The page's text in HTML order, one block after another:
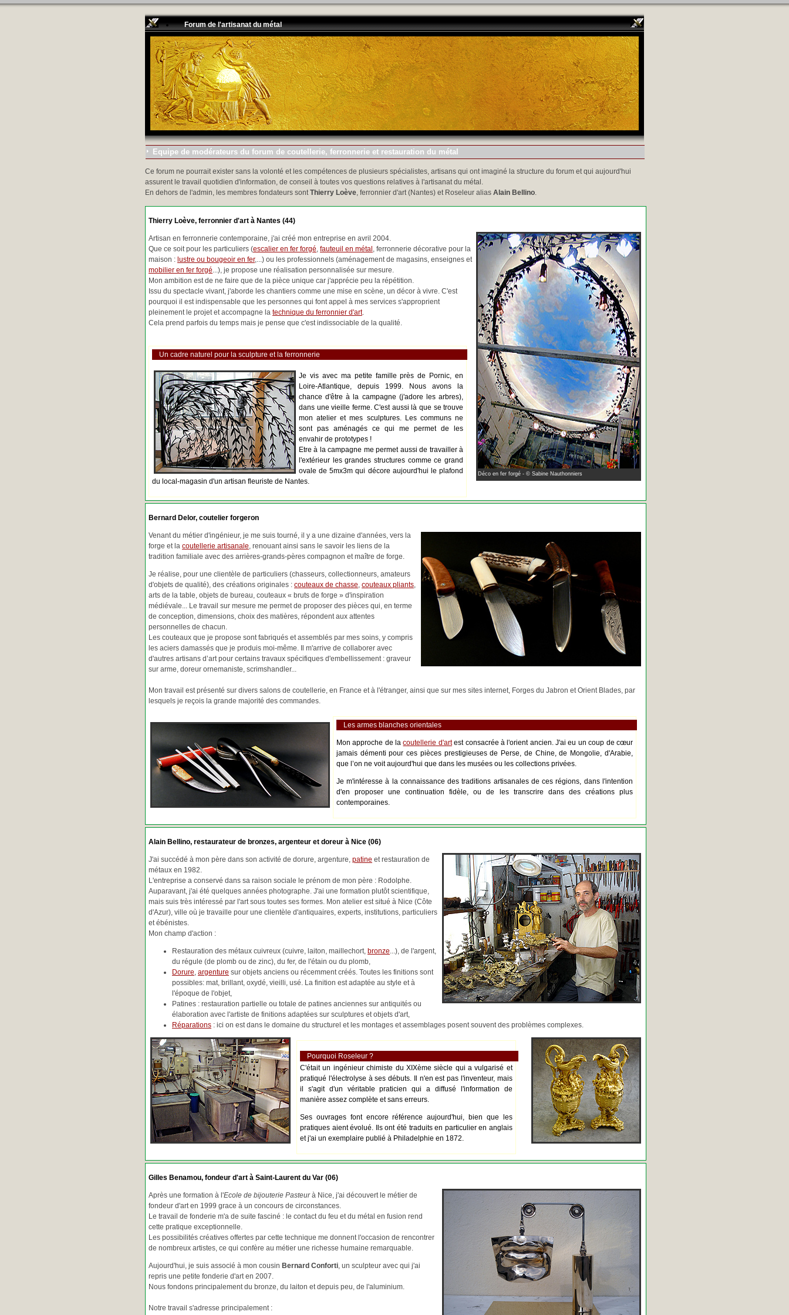
Forum de l'artisanat du métal
Equipe de modérateurs du forum de coutellerie, ferronnerie et restauration du métal
Ce forum ne pourrait exister sans la volonté et les compétences de plusieurs spécialistes, artisans qui ont imaginé la structure du forum et qui aujourd'hui
assurent le travail quotidien d'information, de conseil à toutes vos questions relatives à l'artisanat du métal.
En dehors de l'admin, les membres fondateurs sontThierry Loève, ferronnier d'art (Nantes) et Roseleur alias Alain Bellino.
Thierry Loève, ferronnier d'art à Nantes (44)
Déco en fer forgé - © Sabine Nauthonniers
Artisan en ferronnerie contemporaine, j'ai créé mon entreprise en avril 2004.
Que ce soit pour les particuliers (escalier en fer forgé, fauteuil en métal , ferronnerie décorative pour la
maison : lustre ou bougeoir en fer,...) ou les professionnels (aménagement de magasins, enseignes et
mobilier en fer forgé...), je propose une réalisation personnalisée sur mesure.
Mon ambition est de ne faire que de la pièce unique car j'apprécie peu la répétition.
Issu du spectacle vivant, j'aborde les chantiers comme une mise en scène, un décor à vivre. C'est
pourquoi il est indispensable que les personnes qui font appel à mes services s'approprient
pleinement le projet et accompagne la technique du ferronnier d'art.
Cela prend parfois du temps mais je pense que c'est indissociable de la qualité.
Un cadre naturel pour la sculpture et la ferronnerie
Je vis avec ma petite famille près de Pornic, en
Loire-Atlantique, depuis 1999. Nous avons la
chance d'être à la campagne (j'adore les arbres),
dans une vieille ferme. C'est aussi là que se trouve
mon atelier et mes sculptures. Les communs ne
sont pas aménagés ce qui me permet de les
envahir de prototypes !
Etre à la campagne me permet aussi de travailler à
l'extérieur les grandes structures comme ce grand
ovale de 5mx3m qui décore aujourd'hui le plafond
du local-magasin d'un artisan fleuriste de Nantes.
Bernard Delor, coutelier forgeron
Venant du métier d'ingénieur, je me suis tourné, il y a une dizaine d'années, vers la
forge et la coutellerie artisanale, renouant ainsi sans le savoir les liens de la
tradition familiale avec des arrières-grands-pères compagnon et maître de forge.
Je réalise, pour une clientèle de particuliers (chasseurs, collectionneurs, amateurs
d'objets de qualité), des créations originales : couteaux de chasse, couteaux pliants,
arts de la table, objets de bureau, couteaux « bruts de forge » d'inspiration
médiévale... Le travail sur mesure me permet de proposer des pièces qui, en terme
de conception, dimensions, choix des matières, répondent aux attentes
personnelles de chacun.
Les couteaux que je propose sont fabriqués et assemblés par mes soins, y compris
les aciers damassés que je produis moi-même. Il m'arrive de collaborer avec
d'autres artisans d’art pour certains travaux spécifiques d'embellissement : graveur
sur arme, doreur ornemaniste, scrimshandler...
Mon travail est présenté sur divers salons de coutellerie, en France et à l'étranger, ainsi que sur mes sites internet, Forges du Jabron et Orient Blades, par
lesquels je reçois la grande majorité des commandes.
Les armes blanches orientales
Mon approche de lacoutellerie d'artest consacrée à l'orient ancien. J'ai eu un coup de cœur
jamais démenti pour ces pièces prestigieuses de Perse, de Chine, de Mongolie, d'Arabie,
que l’on ne voit aujourd'hui que dans les musées ou les collections privées.
Je m'intéresse à la connaissance des traditions artisanales de ces régions, dans l'intention
d'en proposer une continuation fidèle, ou de les transcrire dans des créations plus
contemporaines.
Alain Bellino, restaurateur de bronzes, argenteur et doreur à Nice (06)
J'ai succédé à mon père dans son activité de dorure, argenture, patine et restauration de
métaux en 1982.
L'entreprise a conservé dans sa raison sociale le prénom de mon père : Rodolphe.
Auparavant, j'ai été quelques années photographe. J'ai une formation plutôt scientifique,
mais suis très intéressé par l'art sous toutes ses formes. Mon atelier est situé à Nice (Côte
d'Azur), ville où je travaille pour une clientèle d'antiquaires, experts, institutions, particuliers
et ébénistes.
Mon champ d'action :
Restauration des métaux cuivreux (cuivre, laiton, maillechort, bronze...), de l'argent,
du régule (de plomb ou de zinc), du fer, de l'étain ou du plomb,
Dorure, argenture sur objets anciens ou récemment créés. Toutes les finitions sont
possibles: mat, brillant, oxydé, vieilli, usé. La finition est adaptée au style et à
l'époque de l'objet,
Patines : restauration partielle ou totale de patines anciennes sur antiquités ou
élaboration avec l'artiste de finitions adaptées sur sculptures et objets d'art,
Réparations : ici on est dans le domaine du structurel et les montages et assemblages posent souvent des problèmes complexes.
Pourquoi Roseleur ?
C'était un ingénieur chimiste du XIXème siècle qui a vulgarisé et
pratiqué l'électrolyse à ses débuts. Il n'en est pas l'inventeur, mais
il s'agit d'un véritable praticien qui a diffusé l'information de
manière assez complète et sans erreurs.
Ses ouvrages font encore référence aujourd'hui, bien que les
pratiques aient évolué. Ils ont été traduits en particulier en anglais
et j'ai un exemplaire publié à Philadelphie en 1872.
Gilles Benamou, fondeur d'art à Saint-Laurent du Var (06)
Après une formation à l'Ecole de bijouterie Pasteurà Nice, j'ai découvert le métier de
fondeur d'art en 1999 grace à un concours de circonstances.
Le travail de fonderie m'a de suite fasciné : le contact du feu et du métal en fusion rend
cette pratique exceptionnelle.
Les possibilités créatives offertes par cette technique me donnent l'occasion de rencontrer
de nombreux artistes, ce qui confère au métier une richesse humaine remarquable.
Aujourd'hui, je suis associé à mon cousin Bernard Conforti, un sculpteur avec qui j'ai
repris une petite fonderie d'art en 2007.
Nous fondons principalement du bronze, du laiton et depuis peu, de l'aluminium.
Notre travail s'adresse principalement :